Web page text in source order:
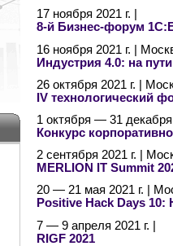
17 ноября 2021 г. |
8-й Бизнес-форум
16 ноября 2021 г. |
Индустрия 4.0: на
26 октября 2021 г. |
IV технологический
1 октября — 31
Конкурс
2 сентября 2021 г. |
MERLION IT Summit
20 — 21 мая 2021 г. |
Positive Hack Days 10:
7 — 9 апреля 2021 г. |
RIGF 2021